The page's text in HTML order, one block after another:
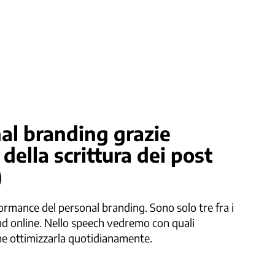
branding grazie
scrittura dei post
del personal branding. Sono solo tre fra i
online. Nello speech vedremo con quali
ottimizzarla quotidianamente.